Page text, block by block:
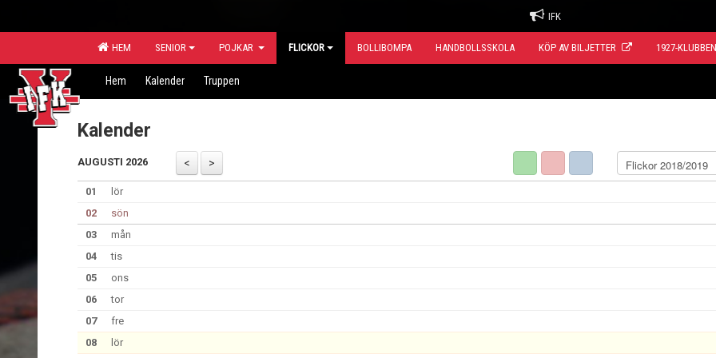
IFK
HEM SENIOR POJKAR FLICKOR BOLLIBOMPA HANDBOLLSSKOLA KÖP AV BILJETTER 1927-KLUBBEN
Hem Kalender Truppen
Kalender
AUGUSTI 2026
01
lör
02
sön
03
mån
04
tis
05
ons
06
tor
07
fre
08
lör